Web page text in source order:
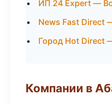
ИП 24 Expert —
News Fast Direct
Город Hot Direct
Компании в